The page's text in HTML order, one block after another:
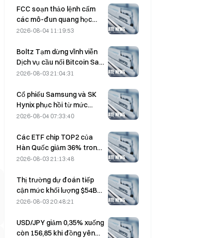
FCC soạn thảo lệnh cấm
các mô-đun quang học
của Trung Quốc dùng cho
có nguy cơ bị ảnh hưởng
tới 27% thị phần
2026-08-04 11:19:53
Boltz Tạm dừng vĩnh viễn
Dịch vụ cầu nối Bitcoin Sau
các cuộc tấn công được
2026-08-03 21:04:31
Cổ phiếu Samsung và SK
Hynix phục hồi từ mức
giảm 5% nhờ lực mua của
2026-08-04 07:33:40
Các ETF chip TOP2 của
Hàn Quốc giảm 36% trong
tháng qua khi dòng tiền
2026-08-03 21:13:48
Thị trường dự đoán tiếp
cận mức khối lượng $54B
vào tháng 7 khi World Cup
2026-08-03 20:48:21
USD/JPY giảm 0,35% xuống
còn 156,85 khi đồng yên